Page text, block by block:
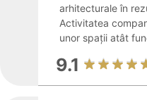
arhitecturale în
Activitatea
unor spații atât
9.1